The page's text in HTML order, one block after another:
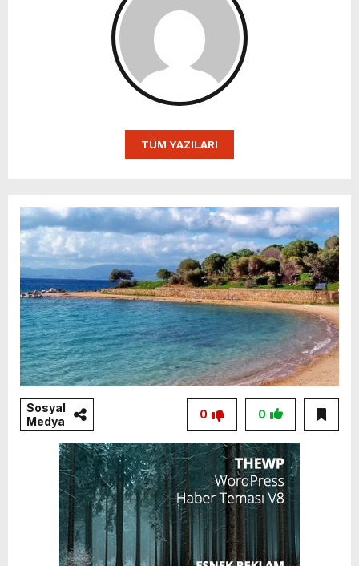
TÜM YAZILARI
Sosyal
Medya
0
0